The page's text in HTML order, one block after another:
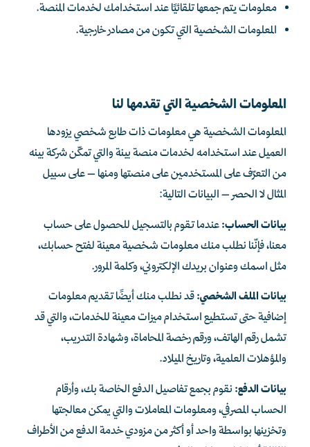
معلومات يتم جمعها تلقائيًا عند استخدامك لخدمات المنصة.
المعلومات الشخصية التي تكون من مصادر خارجية.
المعلومات الشخصية التي تقدمها لنا
المعلومات الشخصية هي معلومات ذات طابع شخصي يزودها
العميل عند استخدامه لخدمات منصة بينة والتي تمكّنشركة بينه
من التعرّف على المستخدمين على منصتها ومنها – على سبيل
المثال لا الحصر – البيانات التالية:
بيانات الحساب:عندما تقوم بالتسجيل للحصول على حساب
معنا، فإنّنا نطلب منك معلومات شخصية معينة لفتح حسابك،
مثل اسمك وعنوان بريدك الإلكتروني، وكلمة المرور.
بيانات الملف الشخصي:قد نطلب منك أيضًا تقديم معلومات
إضافية حتى تستطيع استخدام ميزات معينة للخدمات، والتي قد
تشمل رقم الهاتف، ورقم رخصة المحاماة، وشهادة التدريب،
والمؤهلات العلمية، وتاريخ الميلاد.
بيانات الدفع: نقوم بجمع تفاصيل الدفع الخاصة بك، وأرقام
الحساب المصرفي، ومعلومات المعاملات والتي يمكن معالجتها
وتخزينها بواسطة واحد أو أكثر من مزودي خدمة الدفع من الأطراف